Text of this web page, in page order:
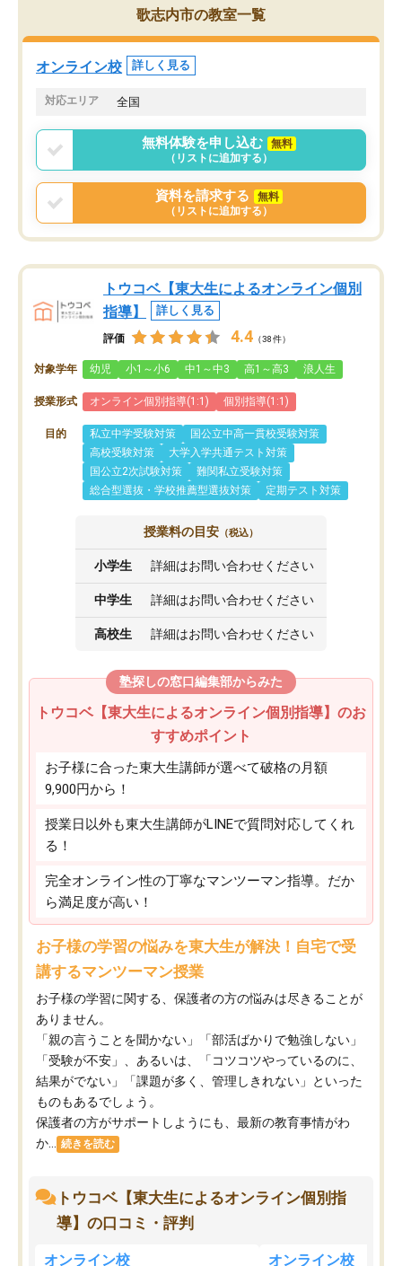
がら頑張って欲しいと思います！
歌志内市の教室一覧
オンライン校 詳しく見る
対応エリア 全国
無料体験を申し込む
無料
（リストに追加する）
資料を請求する
無料
（リストに追加する）
トウコベ【東大生によるオンライン個別
指導】
詳しく見る
評価 4.4 （38件）
対象学年 幼児 小1～小6 中1～中3 高1～高3 浪人生
授業形式 オンライン個別指導(1:1) 個別指導(1:1)
目的 私立中学受験対策
国公立中高一貫校受験対策
高校受験対策
大学入学共通テスト対策
国公立2次試験対策
難関私立受験対策
総合型選抜・学校推薦型選抜対策
定期テスト対策
授業料の目安 （税込）
小学生 詳細はお問い合わせください
中学生 詳細はお問い合わせください
高校生 詳細はお問い合わせください
塾探しの窓口編集部からみた
トウコベ【東大生によるオンライン個別指導】のお
すすめポイント
お子様に合った東大生講師が選べて破格の月額
9,900円から！
授業日以外も東大生講師がLINEで質問対応してくれ
る！
完全オンライン性の丁寧なマンツーマン指導。だか
ら満足度が高い！
お子様の学習の悩みを東大生が解決！自宅で受
講するマンツーマン授業
お子様の学習に関する、保護者の方の悩みは尽きることが
ありません。
「親の言うことを聞かない」「部活ばかりで勉強しない」
「受験が不安」、あるいは、「コツコツやっているのに、
結果がでない」「課題が多く、管理しきれない」といった
ものもあるでしょう。
保護者の方がサポートしようにも、最新の教育事情がわ
か...
続きを読む
トウコベ【東大生によるオンライン個別指
導】の口コミ・評判
オンライン校 オンライン校